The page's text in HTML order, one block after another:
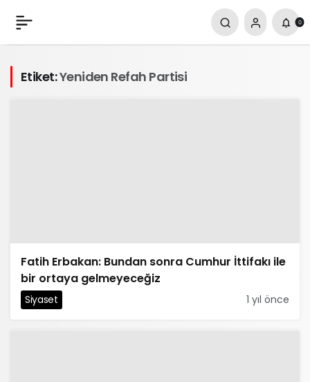
0
Etiket:Yeniden Refah Partisi
Fatih Erbakan: Bundan sonra Cumhur İttifakı ile
bir ortaya gelmeyeceğiz
Siyaset 1 yıl önce